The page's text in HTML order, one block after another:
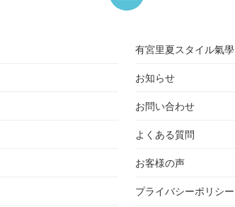
有宮里夏スタイル氣學
お知らせ
お問い合わせ
よくある質問
お客様の声
プライバシーポリシー